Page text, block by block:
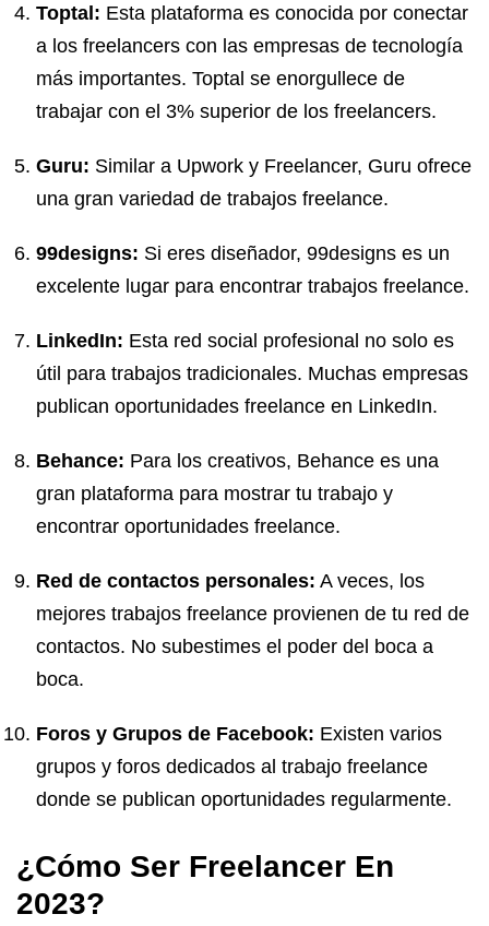
Toptal: Esta plataforma es conocida por conectar
a los freelancers con las empresas de tecnología
más importantes. Toptal se enorgullece de
trabajar con el 3% superior de los freelancers.
Guru: Similar a Upwork y Freelancer, Guru ofrece
una gran variedad de trabajos freelance.
99designs: Si eres diseñador, 99designs es un
excelente lugar para encontrar trabajos freelance.
LinkedIn: Esta red social profesional no solo es
útil para trabajos tradicionales. Muchas empresas
publican oportunidades freelance en LinkedIn.
Behance: Para los creativos, Behance es una
gran plataforma para mostrar tu trabajo y
encontrar oportunidades freelance.
Red de contactos personales: A veces, los
mejores trabajos freelance provienen de tu red de
contactos. No subestimes el poder del boca a
boca.
Foros y Grupos de Facebook: Existen varios
grupos y foros dedicados al trabajo freelance
donde se publican oportunidades regularmente.
¿Cómo Ser Freelancer En
2023?